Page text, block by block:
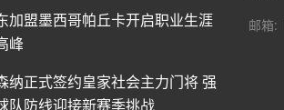
加盟墨西哥帕丘卡开启职业生涯
峰
纳正式签约皇家社会主力门将 强
队防线迎接新赛季挑战
邮箱